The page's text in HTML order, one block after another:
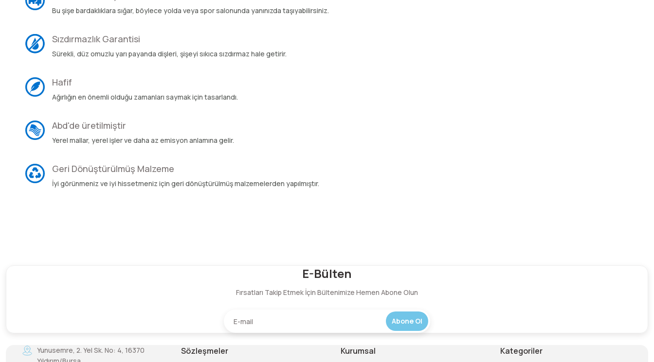
Bu şişe bardaklıklara sığar, böylece yolda veya spor salonunda yanınızda taşıyabilirsiniz.
Sızdırmazlık Garantisi
Sürekli, düz omuzlu yarı payanda dişleri, şişeyi sıkıca sızdırmaz hale getirir.
Hafif
Ağırlığın en önemli olduğu zamanları saymak için tasarlandı.
Abd'de üretilmiştir
Yerel mallar, yerel işler ve daha az emisyon anlamına gelir.
Geri Dönüştürülmüş Malzeme
İyi görünmeniz ve iyi hissetmeniz için geri dönüştürülmüş malzemelerden yapılmıştır.
Yorum Yaz
E-Bülten
Fırsatları Takip Etmek İçin Bültenimize Hemen Abone Olun
Abone Ol
Yunusemre, 2. Yel Sk. No: 4, 16370
Sözleşmeler Kurumsal Kategoriler